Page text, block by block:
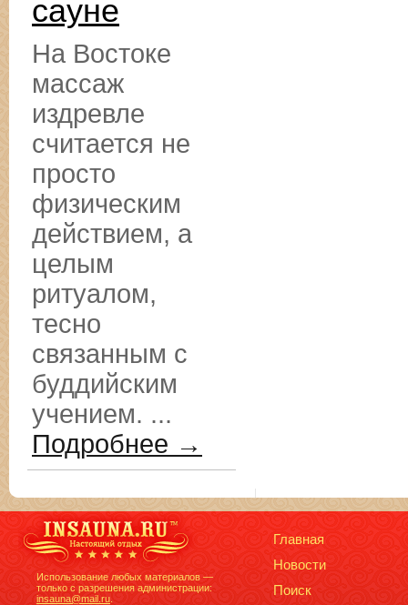
сауне
На Востоке
массаж
издревле
считается не
просто
физическим
действием, а
целым
ритуалом,
тесно
связанным с
буддийским
учением. ...
Подробнее →
Использование любых материалов —
только с разрешения администрации:
insauna@mail.ru
Главная
Новости
Поиск